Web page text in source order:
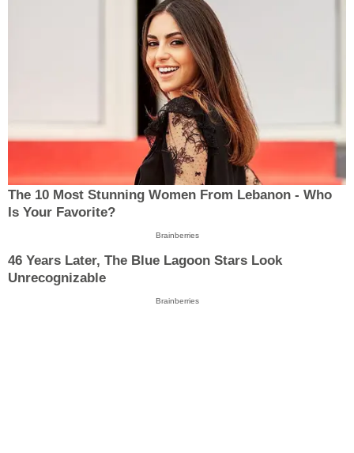
The 10 Most Stunning Women From Lebanon - Who
Is Your Favorite?
Brainberries
46 Years Later, The Blue Lagoon Stars Look
Unrecognizable
Brainberries